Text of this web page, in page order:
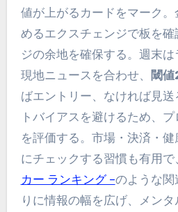
値が上がるカードをマーク
めるエクスチェンジで板を
ジの余地を確保する。週末
現地ニュースを合わせ、
閾値
ばエントリー、なければ見
トバイアスを避けるため、
を評価する。市場・決済・
にチェックする習慣も有用で
カー ランキング –のような関
りに情報の幅を広げ、メン